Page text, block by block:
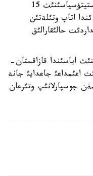
بذل شارا قازاقستان رةسپؤبليكاسئ كونستيتؤسياسئنئث 15
جئلدئعئنا، سونداي-اق تامئزدئث 29 ئندا اتاپ وتئلةتئن
حالئقارالئق
اياسئندا قازاقستان-
اعئمداعئ جاعدايئ جانة
جوسپارلانئپ وتئرعان